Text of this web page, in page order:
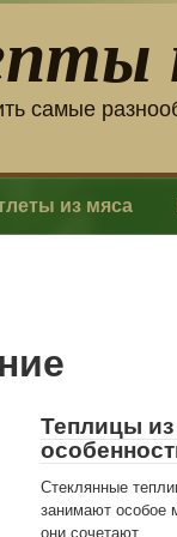
самые
из мяса
Теплицы
Стеклянные
занимают особое
они сочетают